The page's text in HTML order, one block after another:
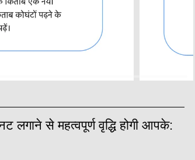
लगाने से महत्वपूर्ण वृद्धि होगी आपके: